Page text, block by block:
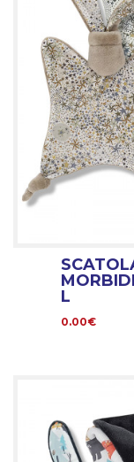
L
0.00€